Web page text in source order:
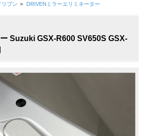
リブン > DRIVENミラーエリミネーター
Suzuki GSX-R600 SV650S GSX-